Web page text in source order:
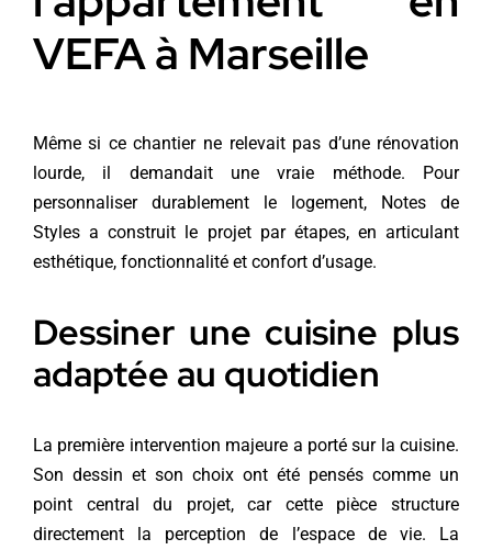
VEFA à Marseille
Même si ce chantier ne relevait pas d’une rénovation
lourde, il demandait une vraie méthode. Pour
personnaliser durablement le logement, Notes de
Styles a construit le projet par étapes, en articulant
esthétique, fonctionnalité et confort d’usage.
Dessiner une cuisine plus
adaptée au quotidien
La première intervention majeure a porté sur la cuisine.
Son dessin et son choix ont été pensés comme un
point central du projet, car cette pièce structure
directement la perception de l’espace de vie. La